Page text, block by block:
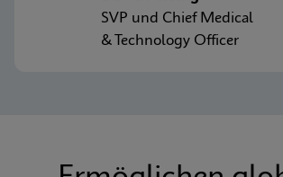
SVP und Chief Medical
& Technology Officer